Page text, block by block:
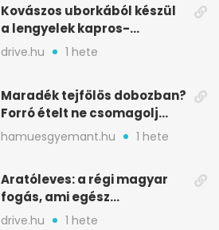
Kovászos uborkából készül
a lengyelek kapros-
savanykás levese
drive.hu 1 hete
Maradék tejfölös dobozban?
Forró ételt ne csomagolj
ilyen tégelybe
hamuesgyemant.hu 1 hete
Aratóleves: a régi magyar
fogás, ami egész
csapatokat jóllakatott
drive.hu 1 hete